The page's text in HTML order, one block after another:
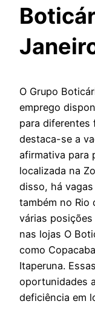
O Grupo
emprego
para diferentes
destaca-se a
afirmativa para
localizada na
disso, há
também no Rio
várias posições
nas lojas O
como
Itaperuna.
oportunidades
deficiência em